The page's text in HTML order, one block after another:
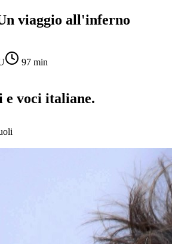
viaggio all'inferno
97 min
e voci italiane.